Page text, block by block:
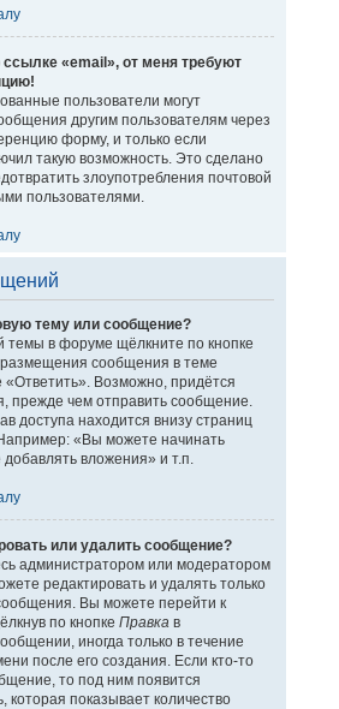
«email», от меня требуют
пользователи могут
другим пользователям через
форму, и только если
такую возможность. Это сделано
злоупотребления почтовой
пользователями.
тему или сообщение?
темы в форуме щёлкните по кнопке
сообщения в теме
«Ответить». Возможно, придётся
прежде чем отправить сообщение.
доступа находится внизу страниц
«Вы можете начинать
вложения» и т.п.
или удалить сообщение?
администратором или модератором
редактировать и удалять только
Вы можете перейти к
по кнопке Правкав
иногда только в течение
после его создания. Если кто-то
то под ним появится
которая показывает количество